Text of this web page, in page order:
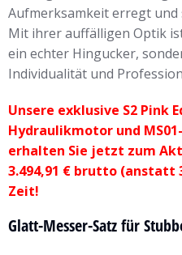
Aufmerksamkeit erregt und
Mit ihrer auffälligen Optik
ein echter Hingucker,
Individualität und
Unsere exklusive S2 Pink
Hydraulikmotor und
erhalten Sie jetzt zum
3.494,91 € brutto (anstatt
Zeit!
Glatt-Messer-Satz für